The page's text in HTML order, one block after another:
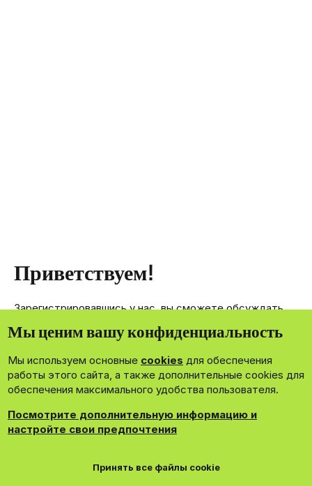
Приветствуем!
Зарегистрировавшись у нас, вы сможете обсуждать,
членам нашего сообщества.
Зарегистрироваться сейчас!
DohTheme
Мы ценим вашу конфиденциальность
Мы используем основные cookies для обеспечения
работы этого сайта, а также дополнительные cookies для
обеспечения максимального удобства пользователя.
Посмотрите дополнительную информацию и
настройте свои предпочтения
Принять все файлы cookie